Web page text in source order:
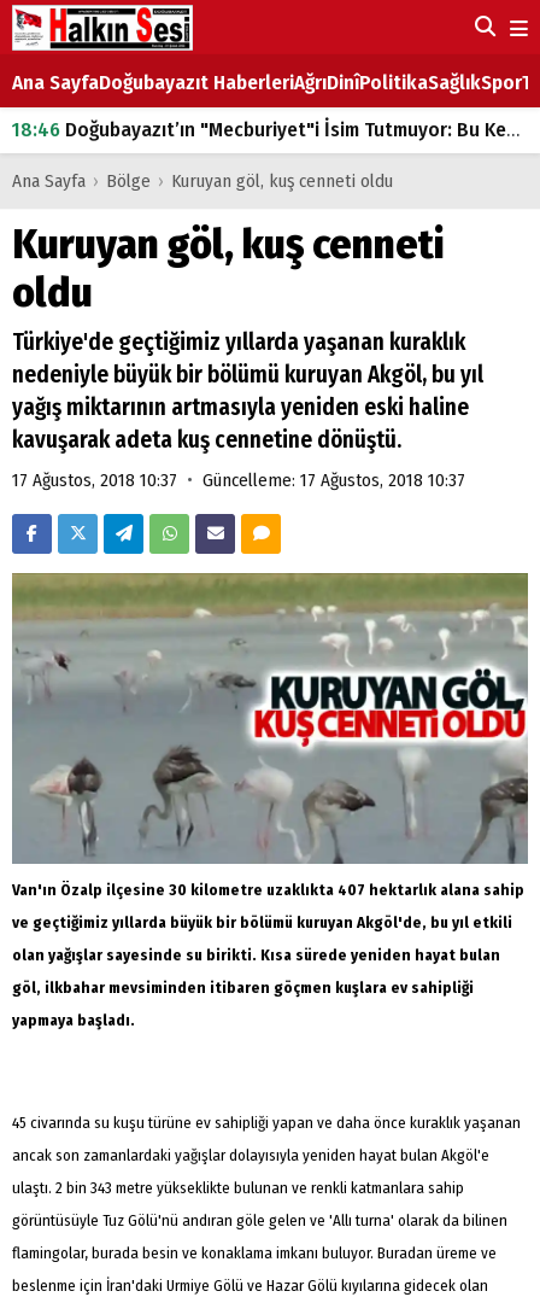
Ana SayfaDoğubayazıt HaberleriAğrıDinîPolitikaSağlıkSpor
18:46 Doğubayazıt’ın "Mecburiyet"i İsim Tutmuyor: Bu Kez de Mem u Zîn Oldu!
07:53Doğubayazıt’ta Ekmek Fiyatlarına Zam
Doğubayazıt'ta çocukların sırtındaki ağır yük
07:00
DEVLET ve HÜKÜMET
18:29ÇARŞI CADDESİ YAZ BOZ TAHTASI
Ana Sayfa › Bölge › Kuruyan göl, kuş cenneti oldu
Kuruyan göl, kuş cenneti
oldu
Türkiye'de geçtiğimiz yıllarda yaşanan kuraklık
nedeniyle büyük bir bölümü kuruyan Akgöl, bu yıl
yağış miktarının artmasıyla yeniden eski haline
kavuşarak adeta kuş cennetine dönüştü.
17 Ağustos, 2018 10:37 • Güncelleme: 17 Ağustos, 2018 10:37
Van'ın Özalp ilçesine 30 kilometre uzaklıkta 407 hektarlık alana sahip
ve geçtiğimiz yıllarda büyük bir bölümü kuruyan Akgöl'de, bu yıl etkili
olan yağışlar sayesinde su birikti. Kısa sürede yeniden hayat bulan
göl, ilkbahar mevsiminden itibaren göçmen kuşlara ev sahipliği
yapmaya başladı.
45 civarında su kuşu türüne ev sahipliği yapan ve daha önce kuraklık yaşanan
ancak son zamanlardaki yağışlar dolayısıyla yeniden hayat bulan Akgöl'e
ulaştı. 2 bin 343 metre yükseklikte bulunan ve renkli katmanlara sahip
görüntüsüyle Tuz Gölü'nü andıran göle gelen ve 'Allı turna' olarak da bilinen
flamingolar, burada besin ve konaklama imkanı buluyor. Buradan üreme ve
beslenme için İran'daki Urmiye Gölü ve Hazar Gölü kıyılarına gidecek olan